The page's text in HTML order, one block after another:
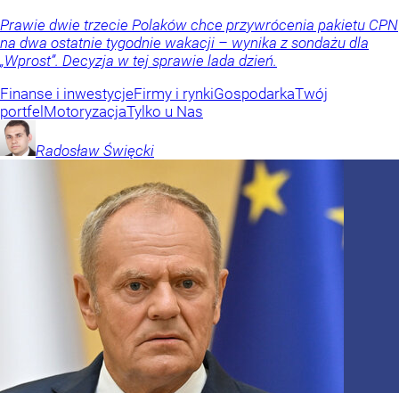
Prawie dwie trzecie Polaków chce przywrócenia pakietu CPN
na dwa ostatnie tygodnie wakacji – wynika z sondażu dla
„Wprost”. Decyzja w tej sprawie lada dzień.
Finanse i inwestycjeFirmy i rynkiGospodarkaTwój
portfelMotoryzacjaTylko u Nas
Radosław Święcki